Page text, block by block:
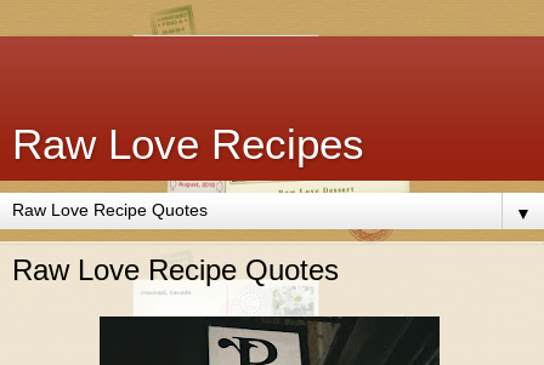
Raw Love Recipes
▼
Raw Love Recipe Quotes